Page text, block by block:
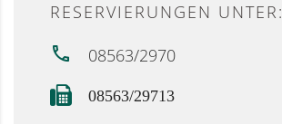
RESERVIERUNGEN UNTER:
08563/2970
08563/29713